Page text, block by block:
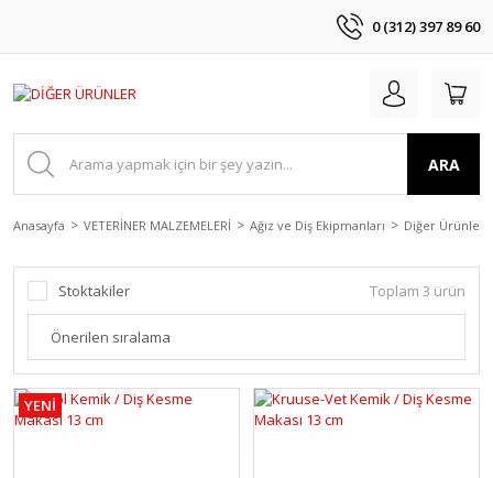
0 (312) 397 89 60
ARA
Anasayfa VETERİNER MALZEMELERİ Ağız ve Diş Ekipmanları Diğer Ürünler
Stoktakiler Toplam 3 ürün
YENİ